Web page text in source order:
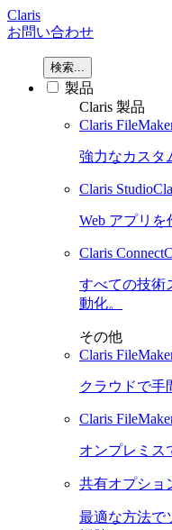
Claris
お問い合わせ
検索...
製品
Claris 製品
Claris
強力なカスタ
Claris Studio
Web アプリを
Claris Connect
すべての技術
動化。
その他
Claris
クラウドで手
Claris
オンプレミス
共有オプショ
最適な方法で